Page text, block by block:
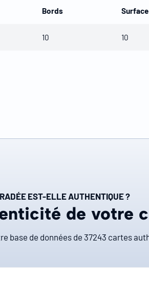
Bords Surface
10 10
EST-ELLE AUTHENTIQUE ?
de votre
base de données de 37243 cartes